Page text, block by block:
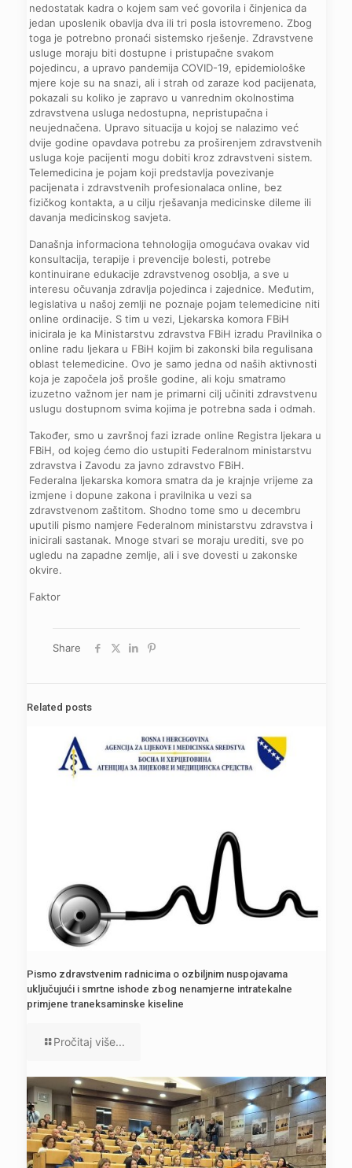
nedostatak kadra o kojem sam već govorila i činjenica da
jedan uposlenik obavlja dva ili tri posla istovremeno. Zbog
toga je potrebno pronaći sistemsko rješenje. Zdravstvene
usluge moraju biti dostupne i pristupačne svakom
pojedincu, a upravo pandemija COVID-19, epidemiološke
mjere koje su na snazi, ali i strah od zaraze kod pacijenata,
pokazali su koliko je zapravo u vanrednim okolnostima
zdravstvena usluga nedostupna, nepristupačna i
neujednačena. Upravo situacija u kojoj se nalazimo već
dvije godine opavdava potrebu za proširenjem zdravstvenih
usluga koje pacijenti mogu dobiti kroz zdravstveni sistem.
Telemedicina je pojam koji predstavlja povezivanje
pacijenata i zdravstvenih profesionalaca online, bez
fizičkog kontakta, a u cilju rješavanja medicinske dileme ili
davanja medicinskog savjeta.
Današnja informaciona tehnologija omogućava ovakav vid
konsultacija, terapije i prevencije bolesti, potrebe
kontinuirane edukacije zdravstvenog osoblja, a sve u
interesu očuvanja zdravlja pojedinca i zajednice. Međutim,
legislativa u našoj zemlji ne poznaje pojam telemedicine niti
online ordinacije. S tim u vezi, Ljekarska komora FBiH
inicirala je ka Ministarstvu zdravstva FBiH izradu Pravilnika o
online radu ljekara u FBiH kojim bi zakonski bila regulisana
oblast telemedicine. Ovo je samo jedna od naših aktivnosti
koja je započela još prošle godine, ali koju smatramo
izuzetno važnom jer nam je primarni cilj učiniti zdravstvenu
uslugu dostupnom svima kojima je potrebna sada i odmah.
Također, smo u završnoj fazi izrade online Registra ljekara u
FBiH, od kojeg ćemo dio ustupiti Federalnom ministarstvu
zdravstva i Zavodu za javno zdravstvo FBiH.
Federalna ljekarska komora smatra da je krajnje vrijeme za
izmjene i dopune zakona i pravilnika u vezi sa
zdravstvenom zaštitom. Shodno tome smo u decembru
uputili pismo namjere Federalnom ministarstvu zdravstva i
inicirali sastanak. Mnoge stvari se moraju urediti, sve po
ugledu na zapadne zemlje, ali i sve dovesti u zakonske
okvire.
Faktor
Share
Related posts
Pismo zdravstvenim radnicima o ozbiljnim nuspojavama
uključujući i smrtne ishode zbog nenamjerne intratekalne
primjene traneksaminske kiseline
Pročitaj više...